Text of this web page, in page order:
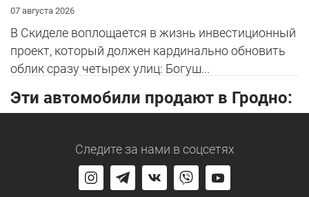
07 августа 2026
В Скиделе воплощается в жизнь инвестиционный
проект, который должен кардинально обновить
облик сразу четырех улиц: Богуш...
Эти автомобили продают в Гродно:
Следите за нами в соцсетях